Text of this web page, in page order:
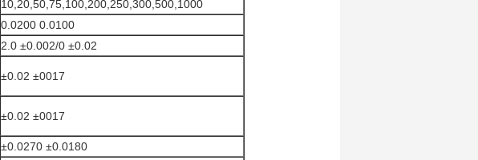
10,20,50,75,100,200,250,300,500,1000
0.0200 0.0100
2.0 ±0.002/0 ±0.02
±0.02 ±0017
±0.02 ±0017
±0.0270 ±0.0180